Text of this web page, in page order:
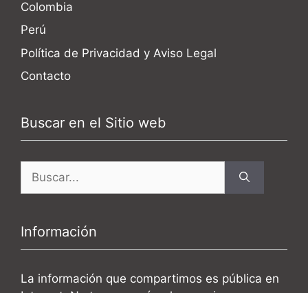
Colombia
Perú
Política de Privacidad y Aviso Legal
Contacto
Buscar en el Sitio web
Buscar:
Información
La información que compartimos es pública en